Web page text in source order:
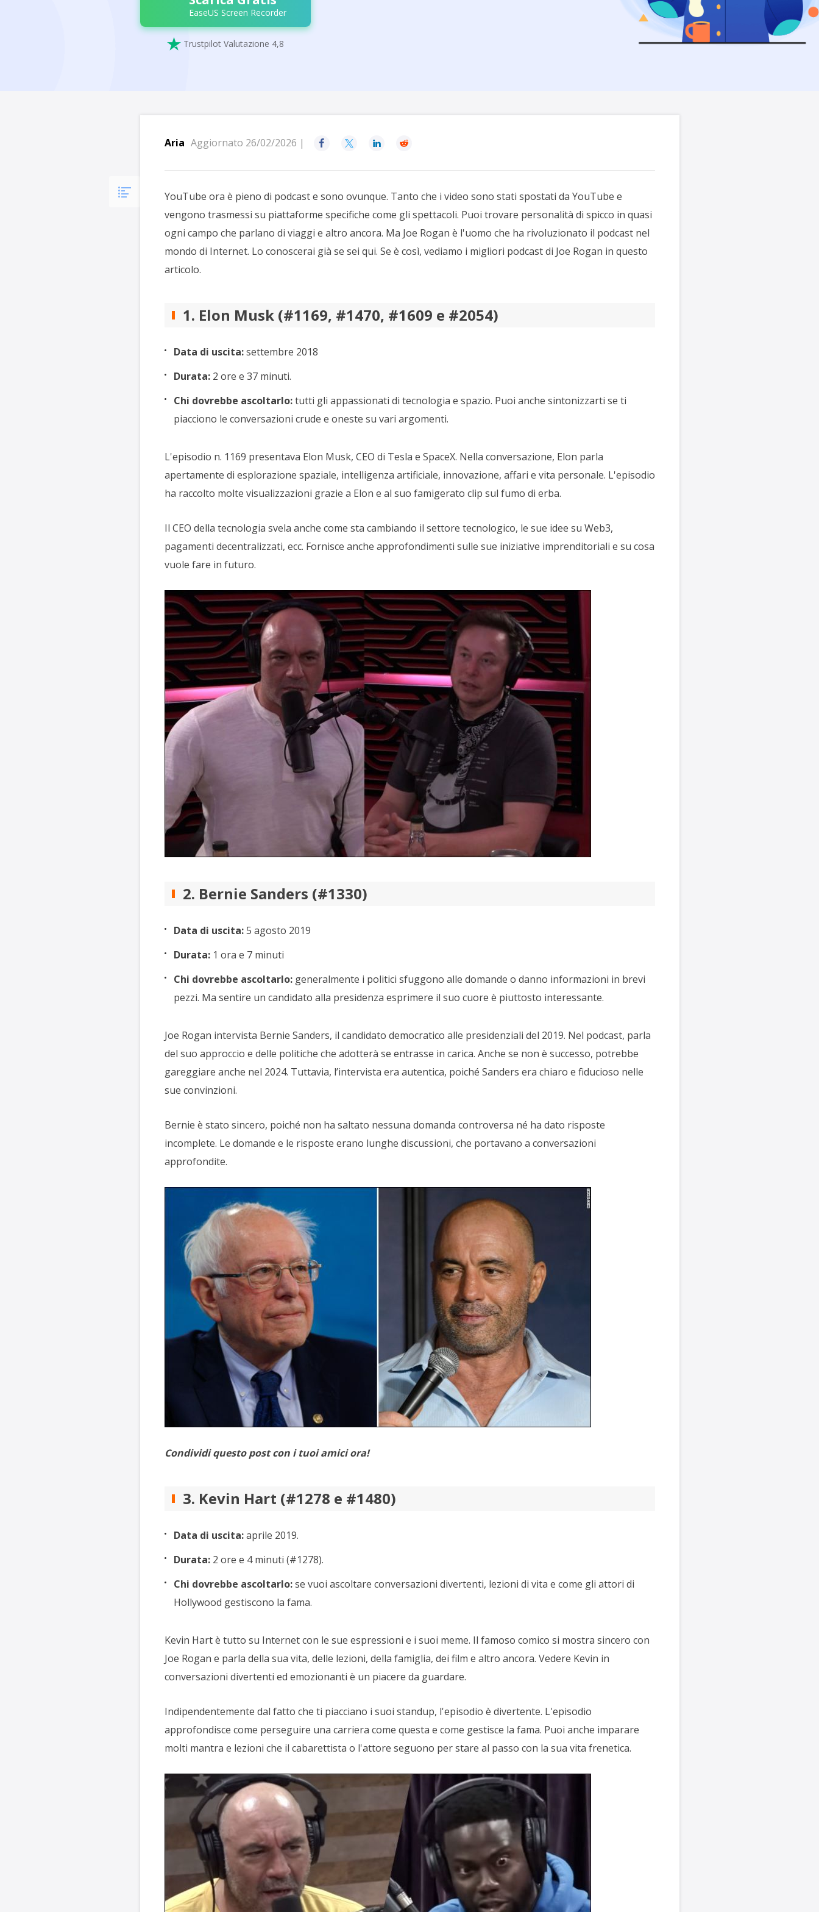
EaseUS Screen Recorder
 Trustpilot Valutazione 4,8
Aria Aggiornato 26/02/2026 |    
YouTube ora è pieno di podcast e sono ovunque. Tanto che i video sono stati spostati da YouTube e
vengono trasmessi su piattaforme specifiche come gli spettacoli. Puoi trovare personalità di spicco in quasi
ogni campo che parlano di viaggi e altro ancora. Ma Joe Rogan è l'uomo che ha rivoluzionato il podcast nel
mondo di Internet. Lo conoscerai già se sei qui. Se è così, vediamo i migliori podcast di Joe Rogan in questo
articolo.
1. Elon Musk (#1169, #1470, #1609 e #2054)
Data di uscita:settembre 2018
Durata:2 ore e 37 minuti.
Chi dovrebbe ascoltarlo:tutti gli appassionati di tecnologia e spazio. Puoi anche sintonizzarti se ti
piacciono le conversazioni crude e oneste su vari argomenti.
L'episodio n. 1169 presentava Elon Musk, CEO di Tesla e SpaceX. Nella conversazione, Elon parla
apertamente di esplorazione spaziale, intelligenza artificiale, innovazione, affari e vita personale. L'episodio
ha raccolto molte visualizzazioni grazie a Elon e al suo famigerato clip sul fumo di erba.
Il CEO della tecnologia svela anche come sta cambiando il settore tecnologico, le sue idee su Web3,
pagamenti decentralizzati, ecc. Fornisce anche approfondimenti sulle sue iniziative imprenditoriali e su cosa
vuole fare in futuro.
2. Bernie Sanders (#1330)
Data di uscita:5 agosto 2019
Durata:1 ora e 7 minuti
Chi dovrebbe ascoltarlo:generalmente i politici sfuggono alle domande o danno informazioni in brevi
pezzi. Ma sentire un candidato alla presidenza esprimere il suo cuore è piuttosto interessante.
Joe Rogan intervista Bernie Sanders, il candidato democratico alle presidenziali del 2019. Nel podcast, parla
del suo approccio e delle politiche che adotterà se entrasse in carica. Anche se non è successo, potrebbe
gareggiare anche nel 2024. Tuttavia, l’intervista era autentica, poiché Sanders era chiaro e fiducioso nelle
sue convinzioni.
Bernie è stato sincero, poiché non ha saltato nessuna domanda controversa né ha dato risposte
incomplete. Le domande e le risposte erano lunghe discussioni, che portavano a conversazioni
approfondite.
Condividi questo post con i tuoi amici ora!
3. Kevin Hart (#1278 e #1480)
Data di uscita:aprile 2019.
Durata:2 ore e 4 minuti (#1278).
Chi dovrebbe ascoltarlo:se vuoi ascoltare conversazioni divertenti, lezioni di vita e come gli attori di
Hollywood gestiscono la fama.
Kevin Hart è tutto su Internet con le sue espressioni e i suoi meme. Il famoso comico si mostra sincero con
Joe Rogan e parla della sua vita, delle lezioni, della famiglia, dei film e altro ancora. Vedere Kevin in
conversazioni divertenti ed emozionanti è un piacere da guardare.
Indipendentemente dal fatto che ti piacciano i suoi standup, l'episodio è divertente. L'episodio
approfondisce come perseguire una carriera come questa e come gestisce la fama. Puoi anche imparare
molti mantra e lezioni che il cabarettista o l'attore seguono per stare al passo con la sua vita frenetica.